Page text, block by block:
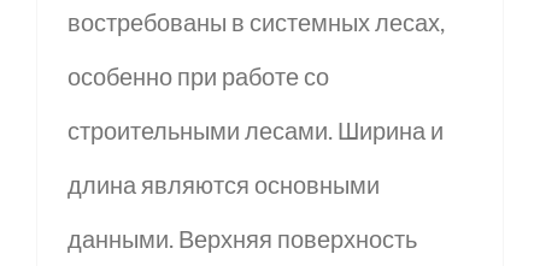
востребованы в системных лесах,
особенно при работе со
строительными лесами. Ширина и
длина являются основными
данными. Верхняя поверхность